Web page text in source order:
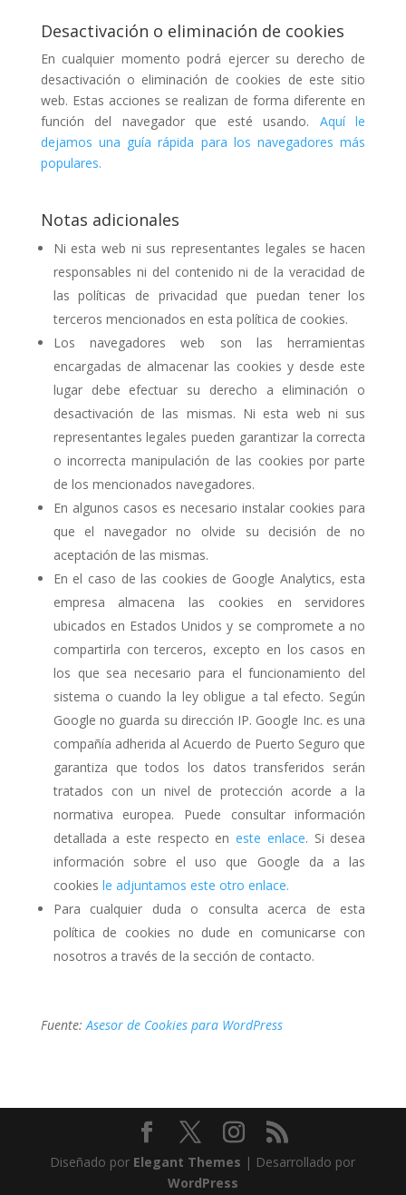
Desactivación o eliminación de cookies
En cualquier momento podrá ejercer su derecho de
desactivación o eliminación de cookies de este sitio
web. Estas acciones se realizan de forma diferente en
función del navegador que esté usando. Aquí le
dejamos una guía rápida para los navegadores más
populares.
Notas adicionales
Ni esta web ni sus representantes legales se hacen
responsables ni del contenido ni de la veracidad de
las políticas de privacidad que puedan tener los
terceros mencionados en esta política de cookies.
Los navegadores web son las herramientas
encargadas de almacenar las cookies y desde este
lugar debe efectuar su derecho a eliminación o
desactivación de las mismas. Ni esta web ni sus
representantes legales pueden garantizar la correcta
o incorrecta manipulación de las cookies por parte
de los mencionados navegadores.
En algunos casos es necesario instalar cookies para
que el navegador no olvide su decisión de no
aceptación de las mismas.
En el caso de las cookies de Google Analytics, esta
empresa almacena las cookies en servidores
ubicados en Estados Unidos y se compromete a no
compartirla con terceros, excepto en los casos en
los que sea necesario para el funcionamiento del
sistema o cuando la ley obligue a tal efecto. Según
Google no guarda su dirección IP. Google Inc. es una
compañía adherida al Acuerdo de Puerto Seguro que
garantiza que todos los datos transferidos serán
tratados con un nivel de protección acorde a la
normativa europea. Puede consultar información
detallada a este respecto eneste enlace. Si desea
información sobre el uso que Google da a las
cookies le adjuntamos este otro enlace.
Para cualquier duda o consulta acerca de esta
política de cookies no dude en comunicarse con
nosotros a través de la sección de contacto.
Fuente:Asesor de Cookies para WordPress
Diseñado por Elegant Themes | Desarrollado por
WordPress